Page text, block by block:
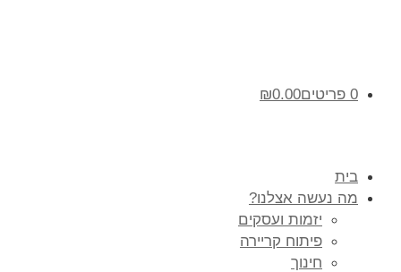
0 פריטים ₪0.00
בית
מה נעשה אצלנו?
יזמות ועסקים
פיתוח קריירה
חינוך